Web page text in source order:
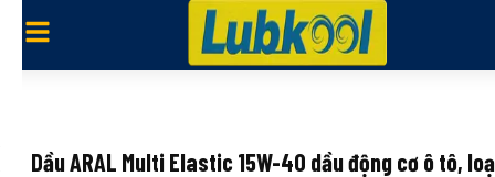
Dầu ARAL Multi Elastic 15W-40 dầu động cơ ô tô,